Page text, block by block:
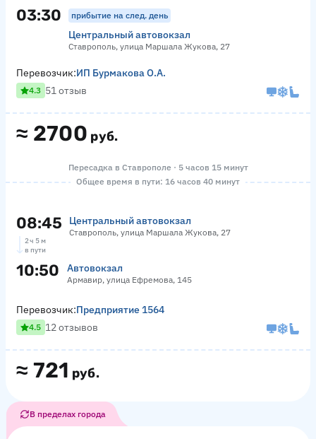
03:30 прибытие на след. день
Центральный автовокзал
Ставрополь, улица Маршала Жукова, 27
≈ 2700 руб.
Перевозчик:ИП Бурмакова О.А.
4.3 51 отзыв
Пересадка в Ставрополе · 5 часов 15 минут
Общее время в пути: 16 часов 40 минут
08:45 Центральный автовокзал
Ставрополь, улица Маршала Жукова, 27
2 ч 5 м
в пути
10:50 Автовокзал
Армавир, улица Ефремова, 145
≈ 721 руб.
Перевозчик:Предприятие 1564
4.5 12 отзывов
В пределах города